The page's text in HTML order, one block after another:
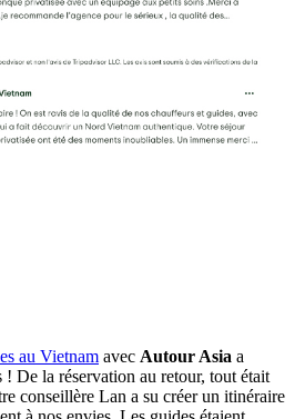
au Vietnam avec Autour Asia a
! De la réservation au retour, tout était
conseillère Lan a su créer un itinéraire